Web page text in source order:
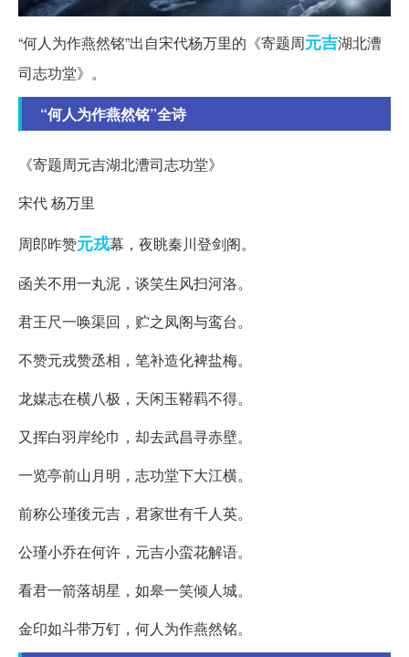
“何人为作燕然铭”出自宋代杨万里的《寄题周元吉湖北漕
司志功堂》。
“何人为作燕然铭”全诗
《寄题周元吉湖北漕司志功堂》
宋代 杨万里
周郎昨赞元戎幕，夜眺秦川登剑阁。
函关不用一丸泥，谈笑生风扫河洛。
君王尺一唤渠回，贮之凤阁与鸾台。
不赞元戎赞丞相，笔补造化裨盐梅。
龙媒志在横八极，天闲玉鞯羁不得。
又挥白羽岸纶巾，却去武昌寻赤壁。
一览亭前山月明，志功堂下大江横。
前称公瑾後元吉，君家世有千人英。
公瑾小乔在何许，元吉小蛮花解语。
看君一箭落胡星，如皋一笑倾人城。
金印如斗带万钉，何人为作燕然铭。